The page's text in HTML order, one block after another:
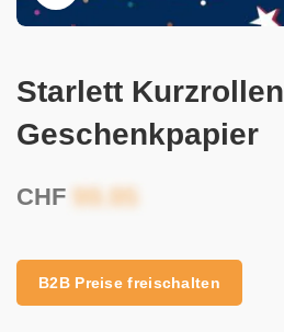
Starlett Kurzrollen
Geschenkpapier
CHF
B2B Preise freischalten